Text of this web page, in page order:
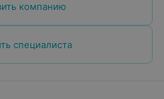
компанию
специалиста